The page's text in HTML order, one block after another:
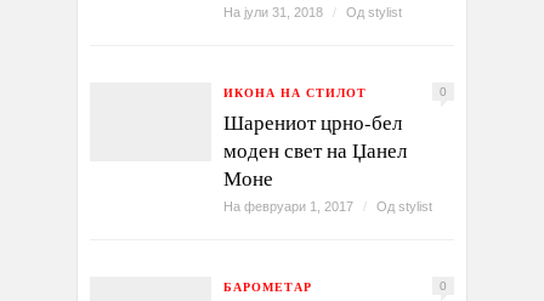
На јули 31, 2018 / Од stylist
ИКОНА НА СТИЛОТ 0
Шарениот црно-бел
моден свет на Џанел
Моне
На февруари 1, 2017 / Од stylist
БАРОМЕТАР 0